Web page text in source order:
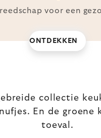
voor een
ONTDEKKEN
collectie
En de groene
toeval.